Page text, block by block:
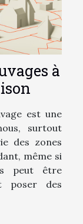
à
est une
surtout
des zones
même si
peut être
poser des